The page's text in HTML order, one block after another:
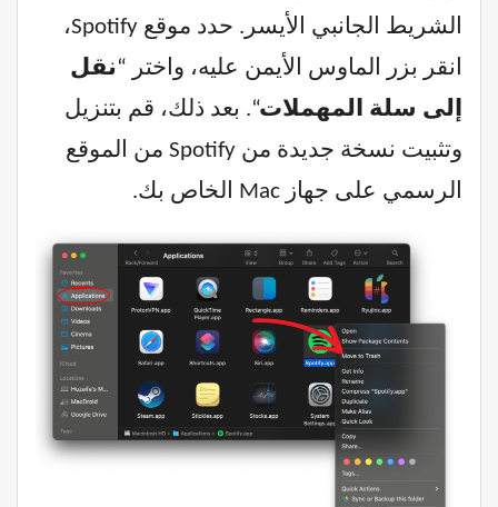
الشريط الجانبي الأيسر. حدد موقع Spotify،
انقر بزر الماوس الأيمن عليه، واختر “نقل
إلى سلة المهملات“. بعد ذلك، قم بتنزيل
وتثبيت نسخة جديدة من Spotify من الموقع
الرسمي على جهاز Mac الخاص بك.